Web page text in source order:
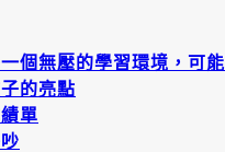
個無壓的學習環境，可
的亮點
單